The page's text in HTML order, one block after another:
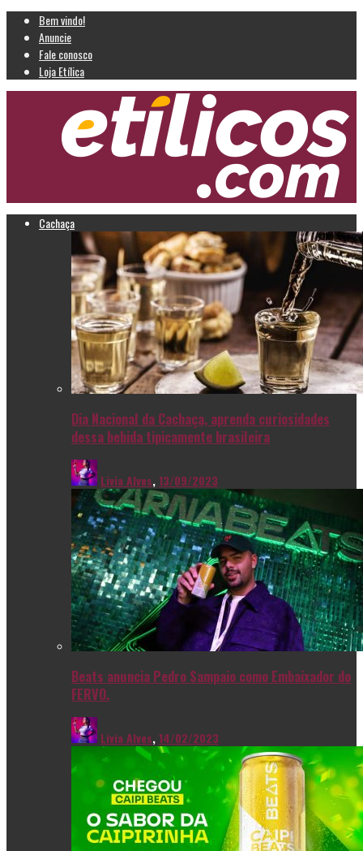
Bem vindo!
Anuncie
Fale conosco
Loja Etílica
Cachaça
Dia Nacional da Cachaça, aprenda curiosidades
dessa bebida tipicamente brasileira
Livia Alves,13/09/2023
Beats anuncia Pedro Sampaio como Embaixador do
FERVO.
Livia Alves,14/02/2023